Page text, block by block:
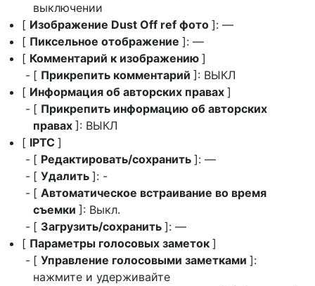
выключении
[ Изображение Dust Off ref фото ]: —
[ Пиксельное отображение ]: —
[ Комментарий к изображению ]
[ Прикрепить комментарий ]: ВЫКЛ
[ Информация об авторских правах ]
[ Прикрепить информацию об авторских
правах ]: ВЫКЛ
[ IPTC ]
[ Редактировать/сохранить ]: —
[ Удалить ]: -
[ Автоматическое встраивание во время
съемки ]: Выкл.
[ Загрузить/сохранить ]: —
[ Параметры голосовых заметок ]
[ Управление голосовыми заметками ]:
нажмите и удерживайте